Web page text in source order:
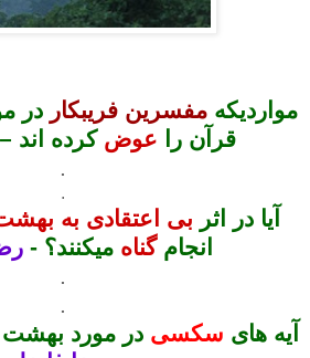
مواردیکه مفسرین فریبکار در
قرآن را عوض کرده اند –
.
.
آیا در اثر بی اعتقادی به
انجامگناهمیکنند؟ -
.
.
آيه های سكسی در مورد